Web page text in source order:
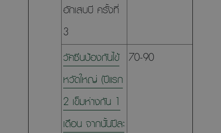
อักเสบบี ครั้งที่
3
วัคซีนป้องกันไข้
หวัดใหญ่ (ปีแรก
2 เข็มห่างกัน 1
เดือน จากนั้นปีละ
70-90